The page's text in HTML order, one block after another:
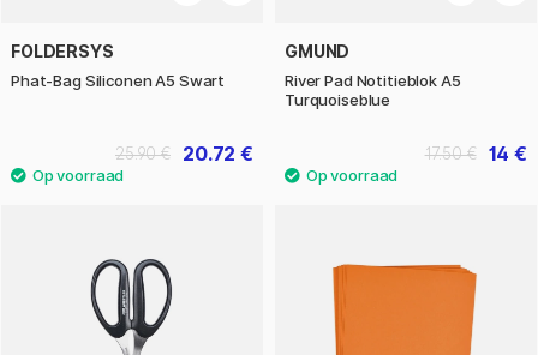
FOLDERSYS
Phat-Bag Siliconen A5 Swart
20.72 €
25.90 €
GMUND
River Pad Notitieblok A5
Turquoiseblue
14 €
17.50 €